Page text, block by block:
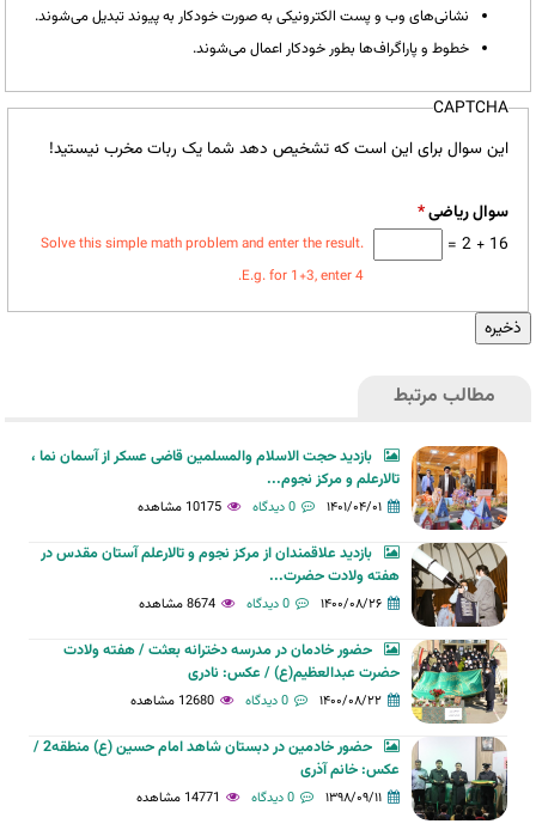
نشانی‌های وب و پست الکترونیکی به صورت خودکار به پیوند تبدیل می‌شوند.
خطوط و پاراگراف‌ها بطور خودکار اعمال می‌شوند.
CAPTCHA
این سوال برای این است که تشخیص دهد شما یک ربات مخرب نیستید!
سوال ریاضی*
16 + 2 =
Solve this simple math problem and enter the result.
E.g. for 1+3, enter 4.
مطالب مرتبط
بازدید حجت الاسلام والمسلمین قاضی عسکر از آسمان نما ،
تالارعلم و مرکز نجوم...
۱۴۰۱/۰۴/۰۱ 0 دیدگاه 10175 مشاهده
بازدید علاقمندان از مرکز نجوم و تالارعلم آستان مقدس در
هفته ولادت حضرت...
۱۴۰۰/۰۸/۲۶ 0 دیدگاه 8674 مشاهده
حضور خادمان در مدرسه دخترانه بعثت / هفته ولادت
حضرت عبدالعظیم(ع) / عکس: نادری
۱۴۰۰/۰۸/۲۲ 0 دیدگاه 12680 مشاهده
حضور خادمین در دبستان شاهد امام حسین (ع) منطقه2 /
عکس: خانم آذری
۱۳۹۸/۰۹/۱۱ 0 دیدگاه 14771 مشاهده